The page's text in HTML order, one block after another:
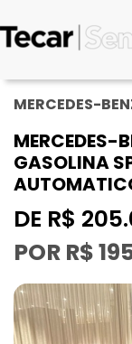
MERCEDES-
MERCEDES-
GASOLINA
DE R$
POR R$